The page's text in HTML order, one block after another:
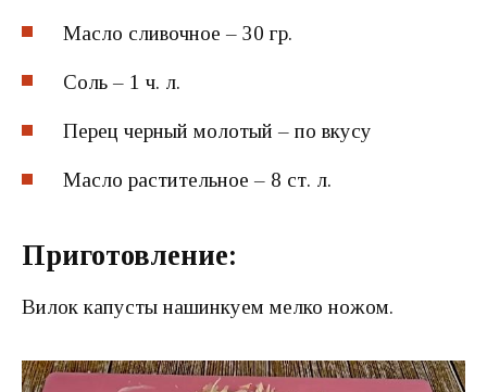
Масло сливочное – 30 гр.
Соль – 1 ч. л.
Перец черный молотый – по вкусу
Масло растительное – 8 ст. л.
Приготовление:
Вилок капусты нашинкуем мелко ножом.